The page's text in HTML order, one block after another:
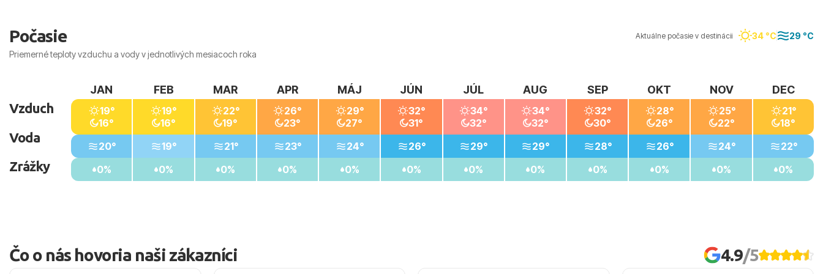
Počasie
Priemerné teploty vzduchu a vody v jednotlivých mesiacoch roka
Aktuálne počasie v destinácii 34 °C 29 °C
Vzduch
Voda
Zrážky
JAN
19°
16°
20°
0%
FEB
19°
16°
19°
0%
MAR
22°
19°
21°
0%
APR
26°
23°
23°
0%
MÁJ
29°
27°
24°
0%
JÚN
32°
31°
26°
0%
JÚL
34°
32°
29°
0%
AUG
34°
32°
29°
0%
SEP
32°
30°
28°
0%
OKT
28°
26°
26°
0%
NOV
25°
22°
24°
0%
DEC
21°
18°
22°
0%
Čo o nás hovoria naši zákazníci 4.9/5